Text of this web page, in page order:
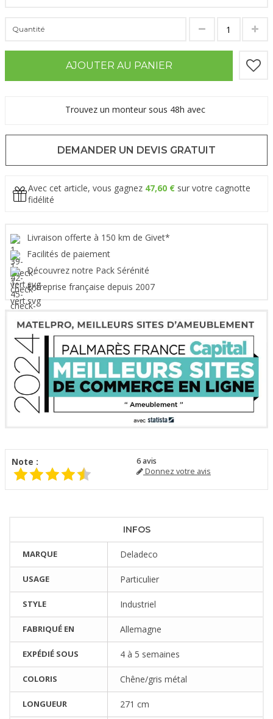
Quantité
AJOUTER AU PANIER
Trouvez un monteur sous 48h avec
DEMANDER UN DEVIS GRATUIT
Avec cet article, vous gagnez 47,60 € sur votre cagnotte
fidélité
Livraison offerte à 150 km de Givet*
Facilités de paiement
Découvrez notre Pack Sérénité
Entreprise française depuis 2007
Note : 6avis
Donnez votre avis
INFOS
MARQUE Deladeco
USAGE Particulier
STYLE Industriel
FABRIQUÉ EN Allemagne
EXPÉDIÉ SOUS 4 à 5 semaines
COLORIS Chêne/gris métal
LONGUEUR 271 cm